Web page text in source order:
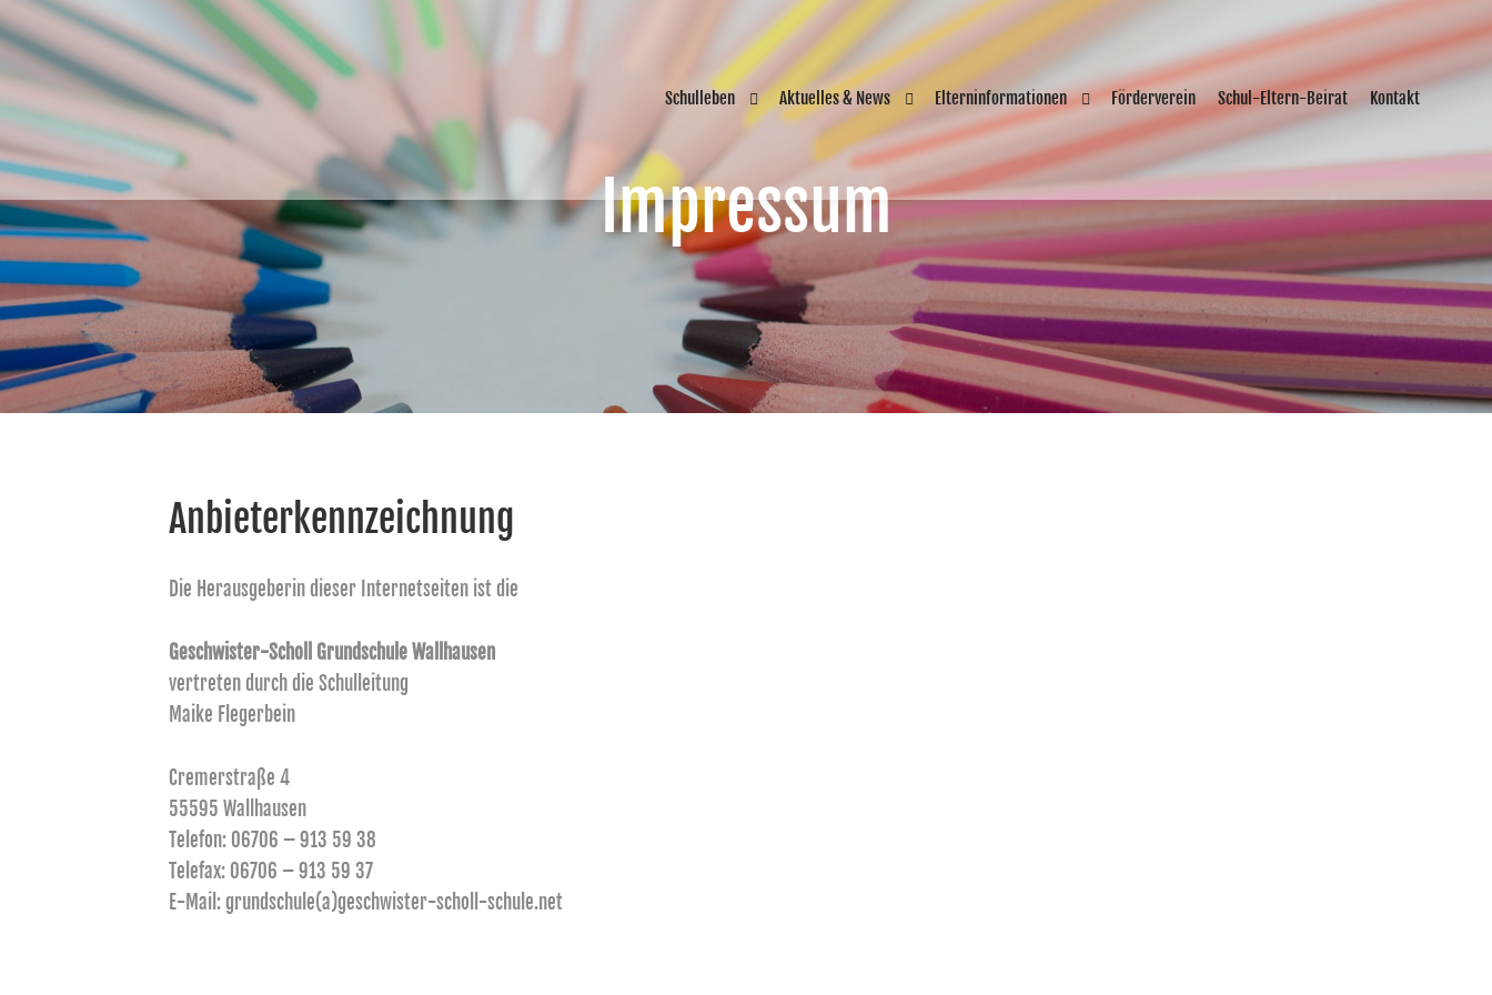
Schulleben Aktuelles & News Elterninformationen Förderverein Schul-Eltern-Beirat Kontakt
Impressum
Anbieterkennzeichnung
Die Herausgeberin dieser Internetseiten ist die
Geschwister-Scholl Grundschule Wallhausen
vertreten durch die Schulleitung
Maike Flegerbein
Cremerstraße 4
55595 Wallhausen
Telefon: 06706 – 913 59 38
Telefax: 06706 – 913 59 37
E-Mail: grundschule(a)geschwister-scholl-schule.net